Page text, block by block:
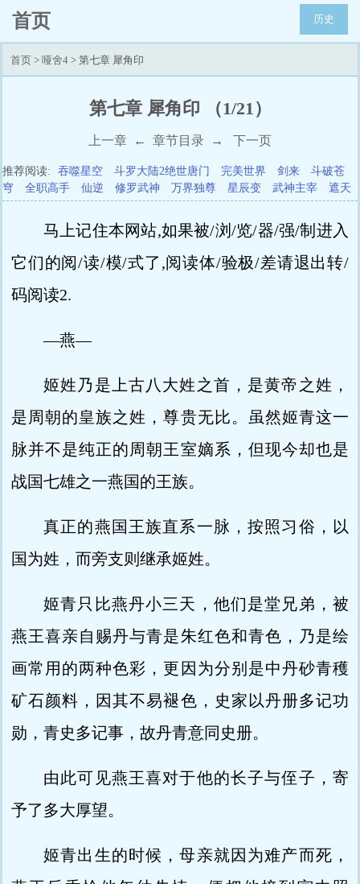
首页 历史
首页 > 哑舍4 > 第七章 犀角印
第七章 犀角印 （1/21）
上一章 ← 章节目录 → 下一页
推荐阅读: 吞噬星空 斗罗大陆2绝世唐门 完美世界 剑来
斗破苍
穹
全职高手 仙逆 修罗武神 万界独尊 星辰变 武神主宰 遮天
马上记住本网站,如果被/浏/览/器/强/制进入
它们的阅/读/模/式了,阅读体/验极/差请退出转/
码阅读2.
—燕—
姬姓乃是上古八大姓之首，是黄帝之姓，
是周朝的皇族之姓，尊贵无比。虽然姬青这一
脉并不是纯正的周朝王室嫡系，但现今却也是
战国七雄之一燕国的王族。
真正的燕国王族直系一脉，按照习俗，以
国为姓，而旁支则继承姬姓。
姬青只比燕丹小三天，他们是堂兄弟，被
燕王喜亲自赐丹与青是朱红色和青色，乃是绘
画常用的两种色彩，更因为分别是中丹砂青穫
矿石颜料，因其不易褪色，史家以丹册多记功
勋，青史多记事，故丹青意同史册。
由此可见燕王喜对于他的长子与侄子，寄
予了多大厚望。
姬青出生的时候，母亲就因为难产而死，